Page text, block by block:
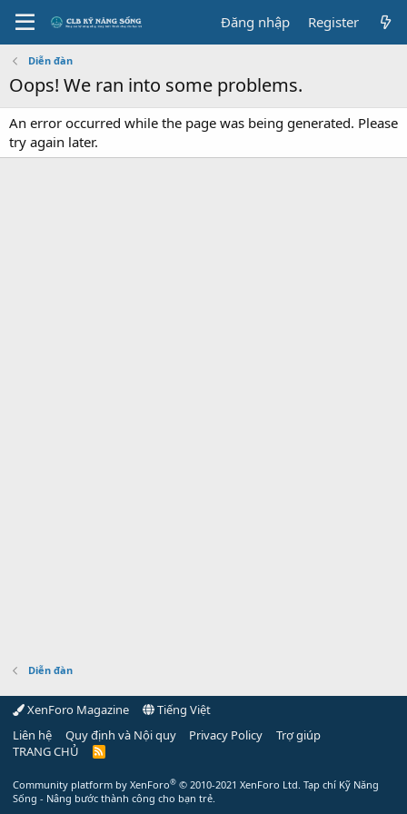
Đăng nhập Register
Diễn đàn
Oops! We ran into some problems.
An error occurred while the page was being generated. Please
try again later.
Diễn đàn
XenForo Magazine
Tiếng Việt
Liên hệ
Quy định và Nội quy Privacy Policy
Trợ giúp
TRANG CHỦ
R
Community platform by XenForo® © 2010-2021 XenForo Ltd. Tạp chí Kỹ Năng
Sống - Nâng bước thành công cho bạn trẻ.